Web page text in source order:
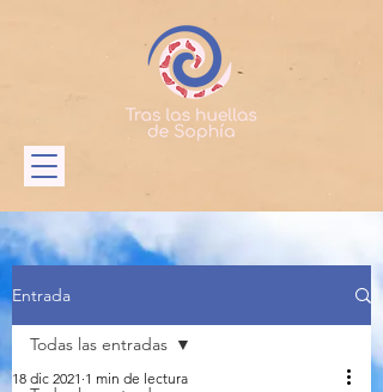
Entrada
Todas las entradas
18 dic 2021 1 min de lectura